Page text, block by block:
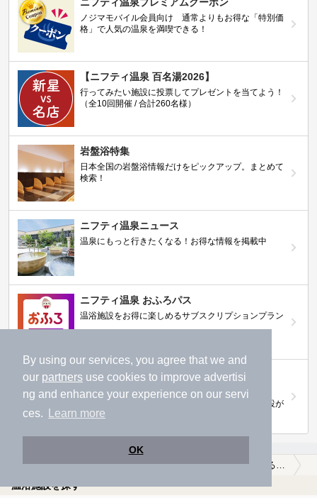
By using our services, you agree that we and
our partners use cookies to improve advertisi
ng and enhance your experience on our servi
ces.
Learn more
OK
ノジマモバイル会員向け 通常よりもお得な「特別価
格」で人気の温泉を満喫できる！
【ニフティ温泉 百名湯2026】
行ってみたい施設に投票してプレゼントを当てよう！
（全10回開催 / 合計260名様）
岩盤浴特集
日本全国の岩盤浴情報だけをピックアップ。まとめて
検索！
ニフティ温泉ニュース
温泉にもっと行きたくなる！お得な情報を掲載中
ニフティ温泉 おふろパス
温浴施設をお得に楽しめるサブスクリプションプラン
【ニフティライフスタイル株主優待のご案
株主優待制度で人気の温浴施設に行こう！対象施設が
拡充されました！
温泉TOP 中国・四国 岡山県 総社市 食事が楽しめる総社市の温泉、日帰り温泉、スーパー銭湯おすすめ
温浴施設を探す